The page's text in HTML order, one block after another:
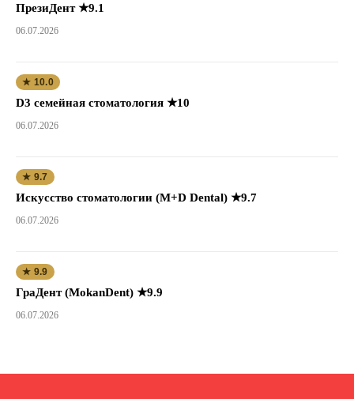
ПрезиДент ★9.1
06.07.2026
★ 10.0
D3 семейная стоматология ★10
06.07.2026
★ 9.7
Искусство стоматологии (M+D Dental) ★9.7
06.07.2026
★ 9.9
ГраДент (MokanDent) ★9.9
06.07.2026